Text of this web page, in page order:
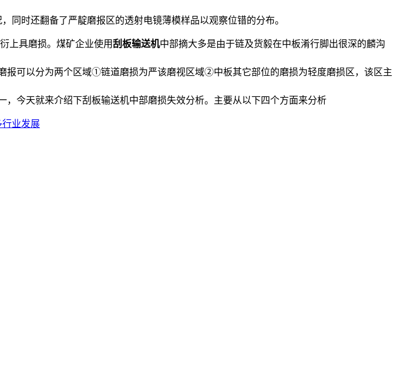
同时还翻备了严靛磨报区的透射电镜薄模样品以观察位错的分布。
上具磨损。煤矿企业使用刮板输送机中部摘大多是由于链及货毅在中板淆行脚出很深的麟沟
报可以分为两个区域①链道磨损为严该磨视区域②中板其它部位的磨损为轻度磨损区，该区主
今天就来介绍下刮板输送机中部磨损失效分析。主要从以下四个方面来分析
行业发展